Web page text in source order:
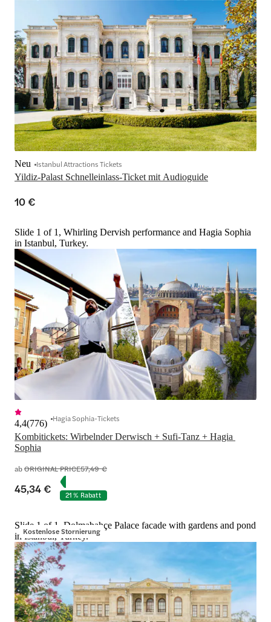
Yildiz-Palast Schnelleinlass-Ticket mit Audioguide
Neu Istanbul Attractions Tickets
10 €
Slide 1 of 1, Whirling Dervish performance and Hagia Sophia
in Istanbul, Turkey.
Kombitickets: Wirbelnder Derwisch + Sufi-Tanz + Hagia
Sophia
4,4(776) Hagia Sophia-Tickets
abORIGINAL PRICE57,49 €
45,34 € 21 % Rabatt
Kostenlose Stornierung
Slide 1 of 1, Dolmabahçe Palace facade with gardens and pond
in Istanbul, Turkey.